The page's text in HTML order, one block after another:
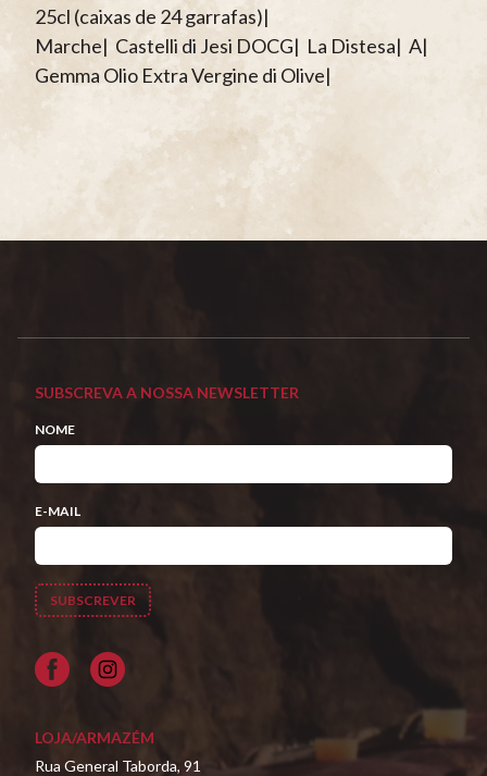
25cl (caixas de 24 garrafas)|
Marche| Castelli di Jesi DOCG| La Distesa| A|
Gemma Olio Extra Vergine di Olive|
SUBSCREVA A NOSSA NEWSLETTER
NOME
E-MAIL
Facebook
LOJA/ARMAZÉM
Rua General Taborda, 91